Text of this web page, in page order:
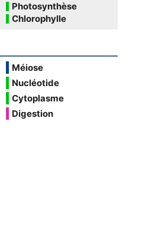
Photosynthèse
Chlorophylle
Méiose
Nucléotide
Cytoplasme
Digestion